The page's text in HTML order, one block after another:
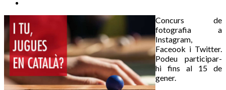
Concurs de
fotografia a
Instagram,
Faceook i Twitter.
Podeu participar-
hi fins al 15 de
gener.